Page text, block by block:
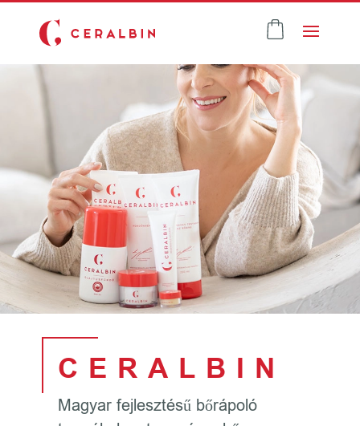
CERALBIN
Magyar fejlesztésű bőrápoló